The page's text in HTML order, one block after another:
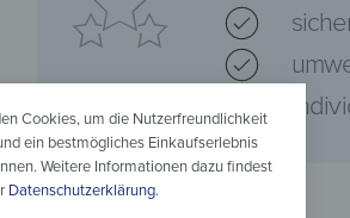
Cookies, um die Nutzerfreundlichkeit
ein bestmögliches Einkaufserlebnis
Weitere Informationen dazu findest
Datenschutzerklärung.